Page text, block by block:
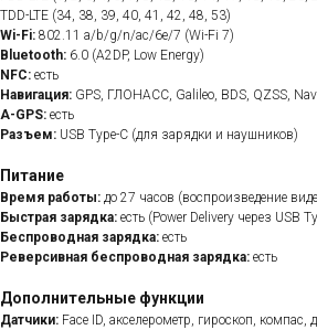
TDD-LTE (34, 38, 39, 40, 41, 42, 48, 53)
Wi-Fi: 802.11 a/b/g/n/ac/6e/7 (Wi-Fi 7)
Bluetooth: 6.0 (A2DP, Low Energy)
NFC: есть
Навигация: GPS, ГЛОНАСС, Galileo, BDS, QZSS,
A-GPS: есть
Разъем: USB Type-C (для зарядки и наушников)
Питание
Время работы: до 27 часов (воспроизведение
Быстрая зарядка: есть (Power Delivery через USB
Беспроводная зарядка: есть
Реверсивная беспроводная зарядка: есть
Дополнительные функции
Датчики: Face ID, акселерометр, гироскоп, компас,